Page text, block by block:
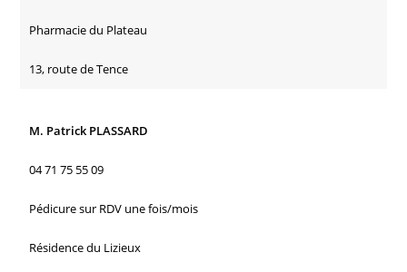
Pharmacie du Plateau
13, route de Tence
M. Patrick PLASSARD
04 71 75 55 09
Pédicure sur RDV une fois/mois
Résidence du Lizieux